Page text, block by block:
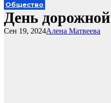
Общество
День
Алена Матвеева
Сен 19, 2024